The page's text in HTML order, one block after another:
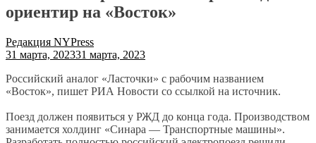
ориентир на «Восток»
Редакция NYPress
31 марта, 202331 марта, 2023
Российский аналог «Ласточки» с рабочим названием
«Восток», пишет РИА Новости со ссылкой на источник.
Поезд должен появиться у РЖД до конца года. Производством
занимается холдинг «Синара — Транспортные машины».